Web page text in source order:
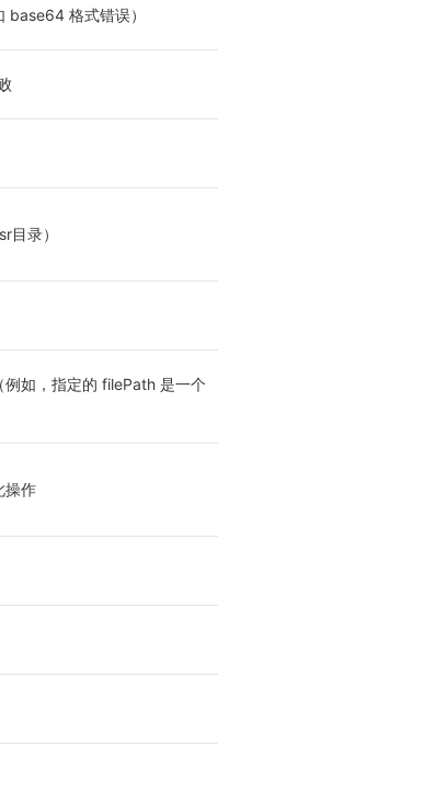
base64 格式错误）
目录）
如，指定的 filePath 是一个
操作